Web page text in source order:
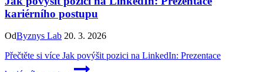
kariérního postupu
OdByznys Lab 20. 3. 2026
Přečtěte si více Jak povýšit pozici na LinkedIn: Prezentace